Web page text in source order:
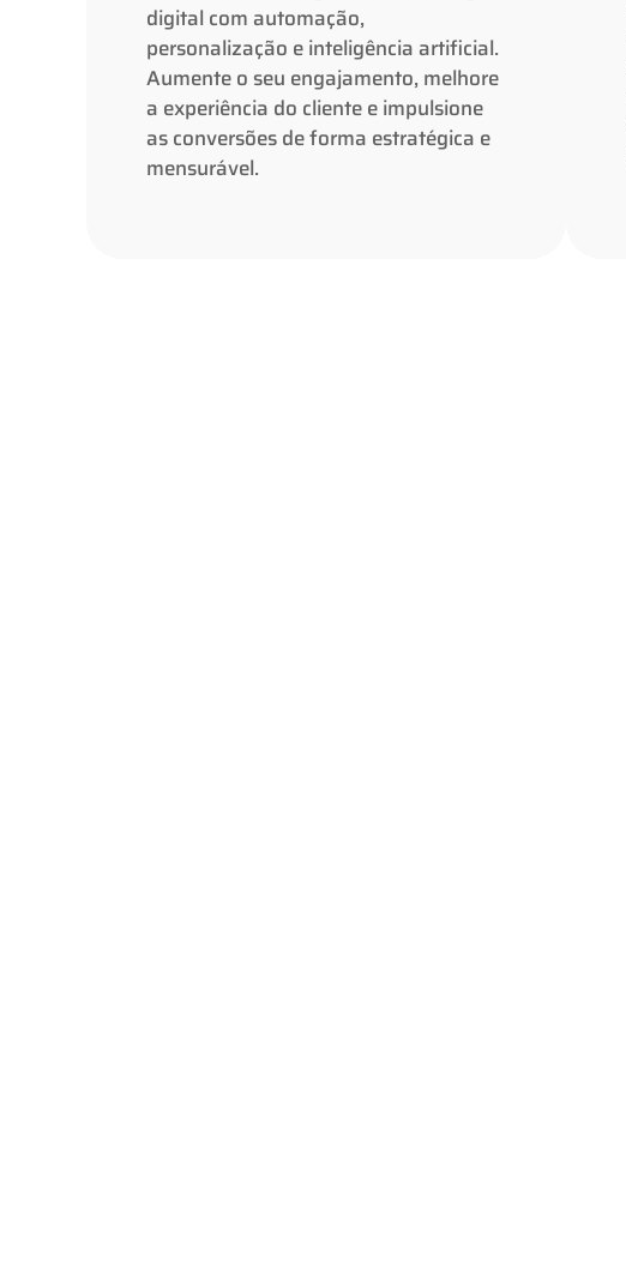
digital com automação,
personalização e inteligência artificial.
Aumente o seu engajamento, melhore
a experiência do cliente e impulsione
as conversões de forma estratégica e
mensurável.
inteligência artificial. Aumente o seu
engajamento, melhore a experiência do
cliente e impulsione as conversões de
forma estratégica e mensurável.